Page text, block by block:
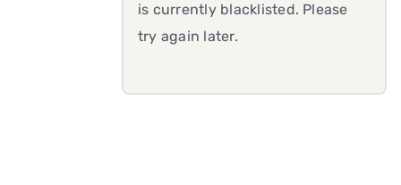
is currently blacklisted. Please
try again later.